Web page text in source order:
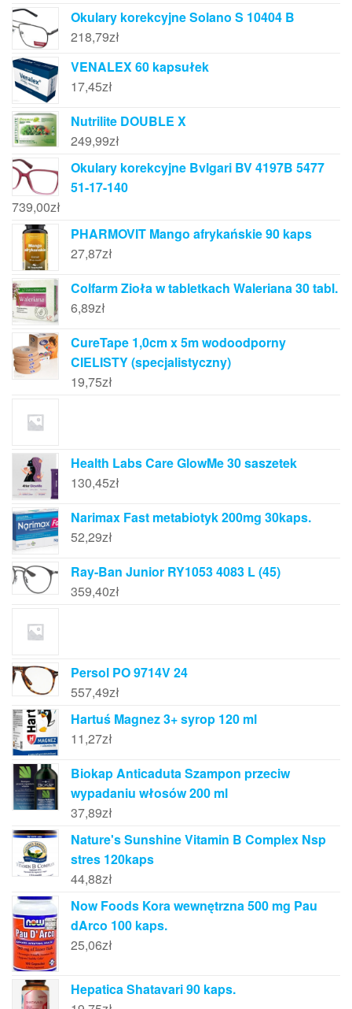
Okulary korekcyjne Solano S 10404 B
218,79zł
VENALEX 60 kapsułek
17,45zł
Nutrilite DOUBLE X
249,99zł
Okulary korekcyjne Bvlgari BV 4197B 5477
51-17-140
739,00zł
PHARMOVIT Mango afrykańskie 90 kaps
27,87zł
Colfarm Zioła w tabletkach Waleriana 30 tabl.
6,89zł
CureTape 1,0cm x 5m wodoodporny
CIELISTY (specjalistyczny)
19,75zł
Health Labs Care GlowMe 30 saszetek
130,45zł
Narimax Fast metabiotyk 200mg 30kaps.
52,29zł
Ray-Ban Junior RY1053 4083 L (45)
359,40zł
Persol PO 9714V 24
557,49zł
Hartuś Magnez 3+ syrop 120 ml
11,27zł
Biokap Anticaduta Szampon przeciw
wypadaniu włosów 200 ml
37,89zł
Nature's Sunshine Vitamin B Complex Nsp
stres 120kaps
44,88zł
Now Foods Kora wewnętrzna 500 mg Pau
dArco 100 kaps.
25,06zł
Hepatica Shatavari 90 kaps.